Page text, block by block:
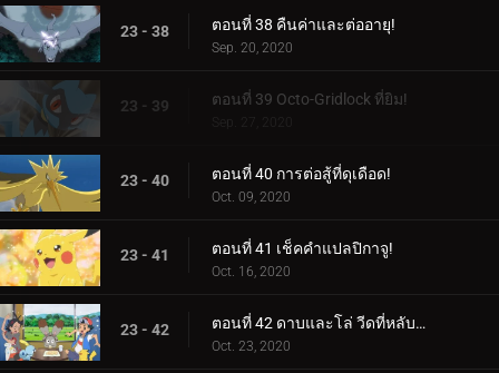
23 - 38 ตอนที่ 38 คืนค่าและต่ออายุ!
Sep. 20, 2020
23 - 39 ตอนที่ 39 Octo-Gridlock ที่ยิม!
Sep. 27, 2020
23 - 40 ตอนที่ 40 การต่อสู้ที่ดุเดือด!
Oct. 09, 2020
23 - 41 ตอนที่ 41 เช็คคำแปลปิกาจู!
Oct. 16, 2020
23 - 42 ตอนที่ 42 ดาบและโล่ วีดที่หลับใหล!
Oct. 23, 2020